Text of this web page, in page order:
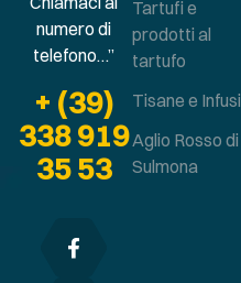
Tartufi e
prodotti al
tartufo
Tisane e Infusi
Aglio Rosso di
Sulmona
numero di
telefono…”
+ (39)
338 919
35 53